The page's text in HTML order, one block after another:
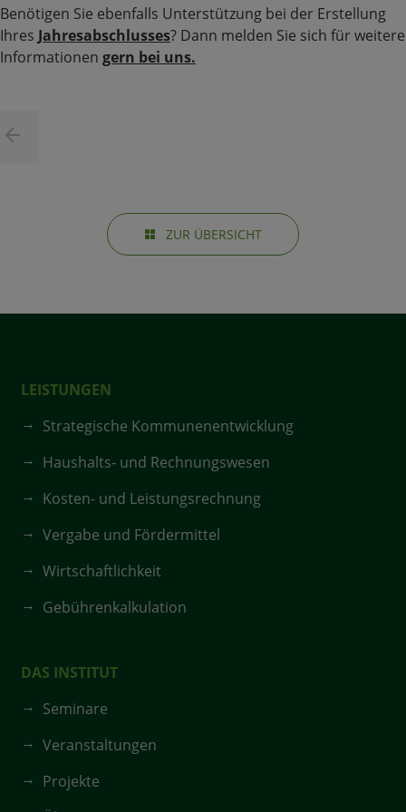
Benötigen Sie ebenfalls Unterstützung bei der Erstellung
Ihres Jahresabschlusses? Dann melden Sie sich für weitere
Informationen gern bei uns.
ZUR ÜBERSICHT
LEISTUNGEN
Strategische Kommunenentwicklung
Haushalts- und Rechnungswesen
Kosten- und Leistungsrechnung
Vergabe und Fördermittel
Wirtschaftlichkeit
Gebührenkalkulation
DAS INSTITUT
Seminare
Veranstaltungen
Projekte